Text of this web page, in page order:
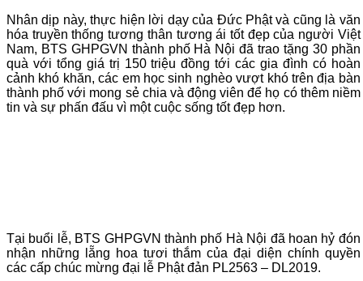
Nhân dịp này, thực hiện lời dạy của Đức Phật và cũng là văn
hóa truyền thống tương thân tương ái tốt đẹp của người Việt
Nam, BTS GHPGVN thành phố Hà Nội đã trao tặng 30 phần
quà với tổng giá trị 150 triệu đồng tới các gia đình có hoàn
cảnh khó khăn, các em học sinh nghèo vượt khó trên địa bàn
thành phố với mong sẻ chia và động viên để họ có thêm niềm
tin và sự phấn đấu vì một cuộc sống tốt đẹp hơn.
Tại buổi lễ, BTS GHPGVN thành phố Hà Nội đã hoan hỷ đón
nhận những lẵng hoa tươi thắm của đại diện chính quyền
các cấp chúc mừng đại lễ Phật đản PL2563 – DL2019.